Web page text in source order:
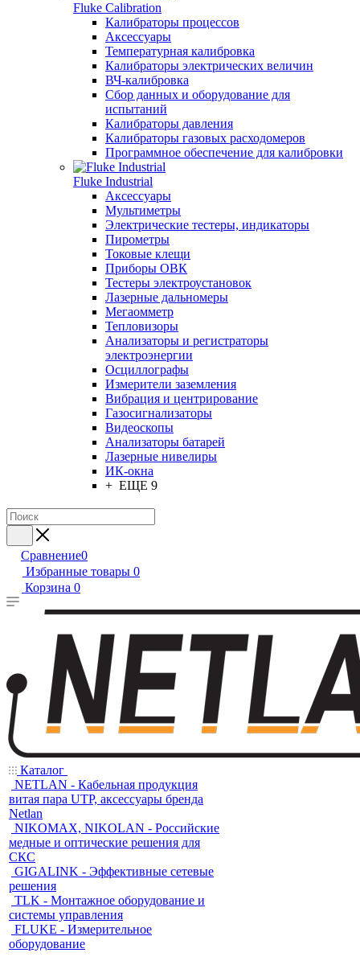
Fluke Calibration
Калибраторы процессов
Аксессуары
Температурная калибровка
Калибраторы электрических величин
ВЧ-калибровка
Сбор данных и оборудование для
испытаний
Калибраторы давления
Калибраторы газовых расходомеров
Программное обеспечение для калибровки
Fluke Industrial
Аксессуары
Мультиметры
Электрические тестеры, индикаторы
Пирометры
Токовые клещи
Приборы ОВК
Тестеры электроустановок
Лазерные дальномеры
Мегаомметр
Тепловизоры
Анализаторы и регистраторы
электроэнергии
Осциллографы
Измерители заземления
Вибрация и центрирование
Газосигнализаторы
Видеоскопы
Анализаторы батарей
Лазерные нивелиры
ИК-окна
+ ЕЩЕ 9
Сравнение0
Избранные товары 0
Корзина 0
Каталог
NETLAN - Кабельная продукция
витая пара UTP, аксессуары бренда
Netlan
NIKOMAX, NIKOLAN - Российские
медные и оптические решения для
СКС
GIGALINK - Эффективные сетевые
решения
TLK - Монтажное оборудование и
системы управления
FLUKE - Измерительное
оборудование